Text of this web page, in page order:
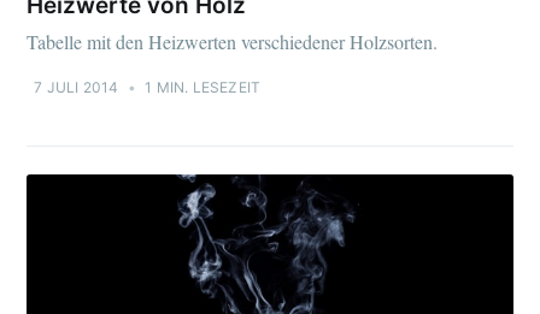
Tabelle mit den Heizwerten verschiedener Holzsorten.
7 JULI 2014 • 1 MIN. LESEZEIT